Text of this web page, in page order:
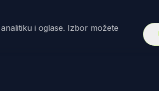
i oglase. Izbor možete